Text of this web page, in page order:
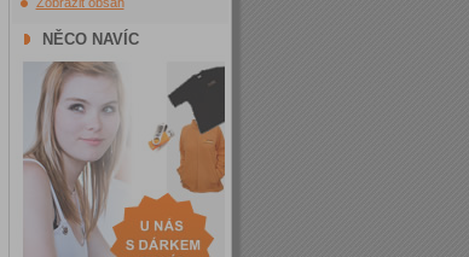
NĚCO NAVÍC